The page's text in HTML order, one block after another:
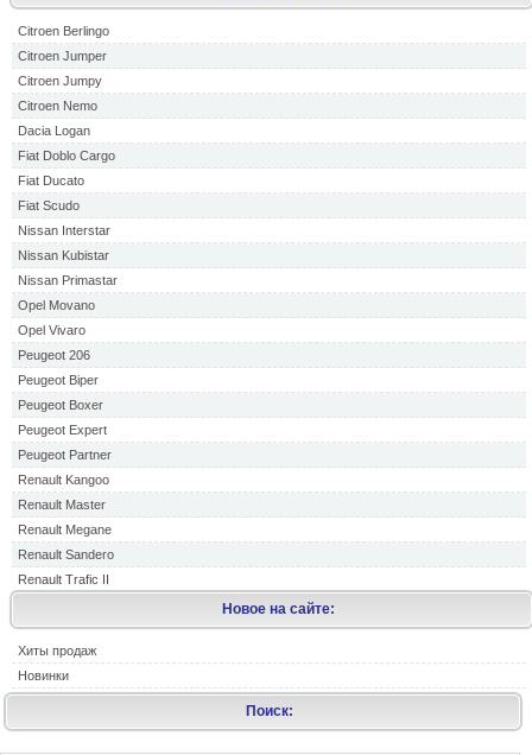
Citroen Berlingo
Citroen Jumper
Citroen Jumpy
Citroen Nemo
Dacia Logan
Fiat Doblo Cargo
Fiat Ducato
Fiat Scudo
Nissan Interstar
Nissan Kubistar
Nissan Primastar
Opel Movano
Opel Vivaro
Peugeot 206
Peugeot Biper
Peugeot Boxer
Peugeot Expert
Peugeot Partner
Renault Kangoo
Renault Master
Renault Megane
Renault Sandero
Renault Trafic II
Новое на сайте:
Хиты продаж
Новинки
Поиск: